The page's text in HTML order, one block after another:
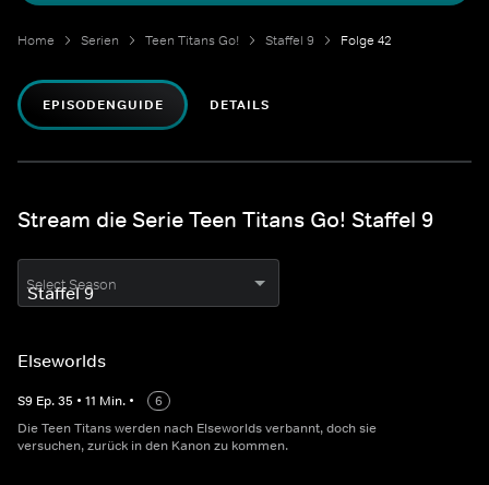
Home Serien Teen Titans Go! Staffel 9 Folge 42
EPISODENGUIDE DETAILS
Stream die Serie Teen Titans Go! Staffel 9
Select Season
Elseworlds
S9 Ep.35 • 11 Min. •
6
Die Teen Titans werden nach Elseworlds verbannt, doch sie
versuchen, zurück in den Kanon zu kommen.